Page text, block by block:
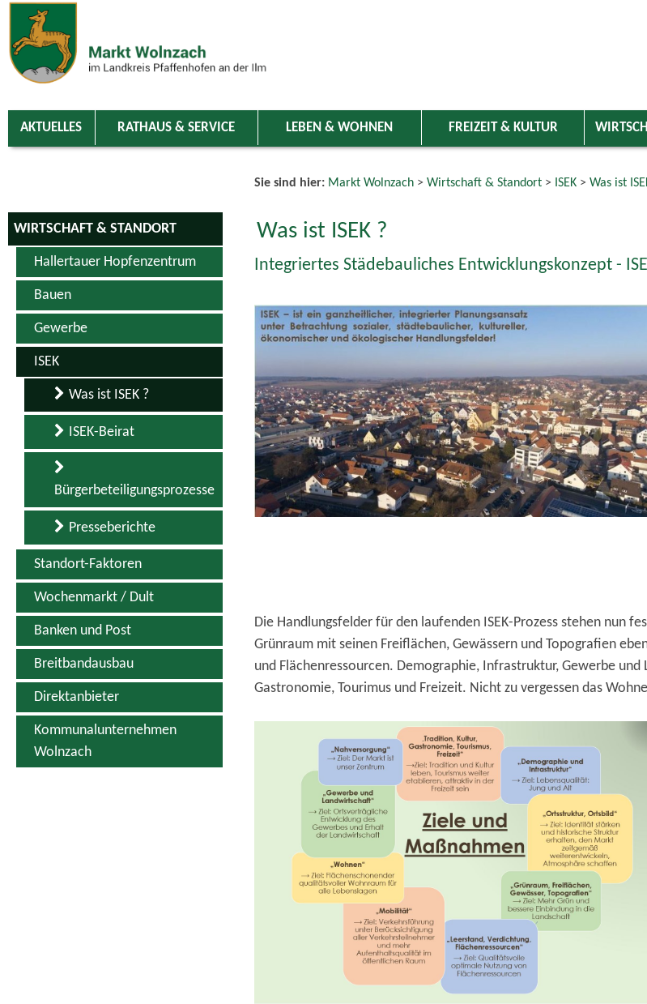
Zum Inhalt zur Navigation
AKTUELLES RATHAUS & SERVICE LEBEN & WOHNEN FREIZEIT & KULTUR
WIRTSCHAFT & STANDORT
Hallertauer Hopfenzentrum
Bauen
Gewerbe
ISEK
Was ist ISEK ?
ISEK-Beirat
Bürgerbeteiligungsprozesse
Presseberichte
Standort-Faktoren
Wochenmarkt / Dult
Banken und Post
Breitbandausbau
Direktanbieter
Kommunalunternehmen
Wolnzach
Sie sind hier: Markt Wolnzach> Wirtschaft & Standort> ISEK> Was ist
Was ist ISEK ?
Integriertes Städebauliches Entwicklungskonzept -
Die Handlungsfelder für den laufenden ISEK-Prozess stehen nun
Grünraum mit seinen Freiflächen, Gewässern und Topografien
und Flächenressourcen. Demographie, Infrastruktur, Gewerbe
Gastronomie, Tourimus und Freizeit. Nicht zu vergessen das